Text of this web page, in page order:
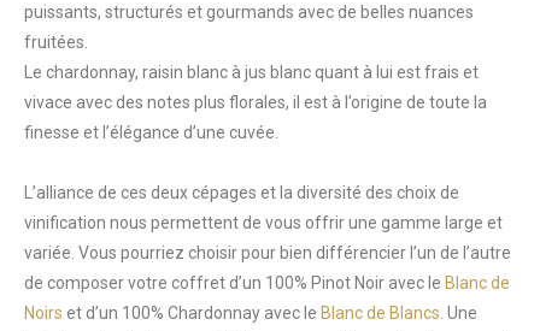
puissants, structurés et gourmands avec de belles nuances
fruitées.
Le chardonnay, raisin blanc à jus blanc quant à lui est frais et
vivace avec des notes plus florales, il est à l’origine de toute la
finesse et l’élégance d’une cuvée.
L’alliance de ces deux cépages et la diversité des choix de
vinification nous permettent de vous offrir une gamme large et
variée. Vous pourriez choisir pour bien différencier l’un de l’autre
de composer votre coffret d’un 100% Pinot Noir avec le Blanc de
Noirs et d’un 100% Chardonnay avec le Blanc de Blancs . Une